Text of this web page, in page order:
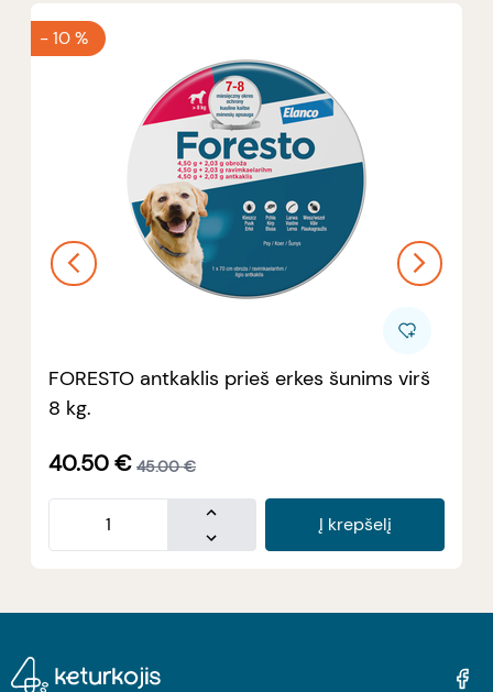
-10 %
FORESTO antkaklis prieš erkes šunims virš
8 kg.
40.50€ 45.00 €
Į krepšelį